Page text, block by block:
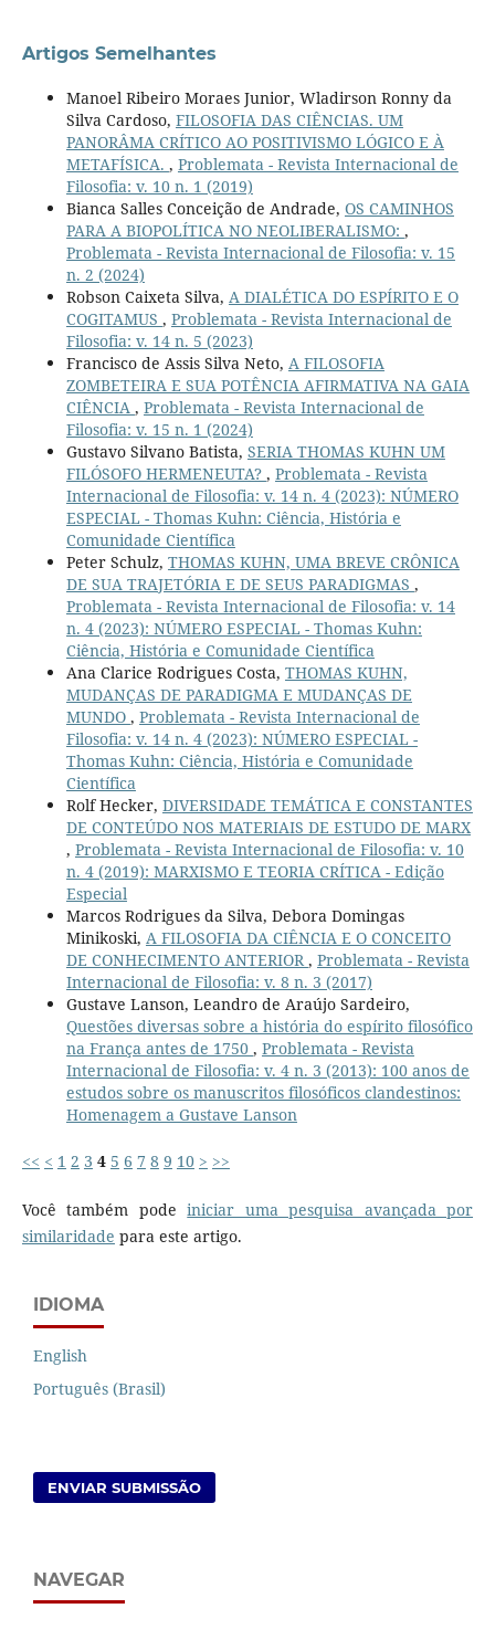
Artigos Semelhantes
Manoel Ribeiro Moraes Junior, Wladirson Ronny da
Silva Cardoso, FILOSOFIA DAS CIÊNCIAS. UM
PANORÂMA CRÍTICO AO POSITIVISMO LÓGICO E À
METAFÍSICA. , Problemata - Revista Internacional de
Filosofia: v. 10 n. 1 (2019)
Bianca Salles Conceição de Andrade, OS CAMINHOS
PARA A BIOPOLÍTICA NO NEOLIBERALISMO: ,
Problemata - Revista Internacional de Filosofia: v. 15
n. 2 (2024)
Robson Caixeta Silva, A DIALÉTICA DO ESPÍRITO E O
COGITAMUS , Problemata - Revista Internacional de
Filosofia: v. 14 n. 5 (2023)
Francisco de Assis Silva Neto, A FILOSOFIA
ZOMBETEIRA E SUA POTÊNCIA AFIRMATIVA NA GAIA
CIÊNCIA , Problemata - Revista Internacional de
Filosofia: v. 15 n. 1 (2024)
Gustavo Silvano Batista, SERIA THOMAS KUHN UM
FILÓSOFO HERMENEUTA? , Problemata - Revista
Internacional de Filosofia: v. 14 n. 4 (2023): NÚMERO
ESPECIAL - Thomas Kuhn: Ciência, História e
Comunidade Científica
Peter Schulz, THOMAS KUHN, UMA BREVE CRÔNICA
DE SUA TRAJETÓRIA E DE SEUS PARADIGMAS ,
Problemata - Revista Internacional de Filosofia: v. 14
n. 4 (2023): NÚMERO ESPECIAL - Thomas Kuhn:
Ciência, História e Comunidade Científica
Ana Clarice Rodrigues Costa, THOMAS KUHN,
MUDANÇAS DE PARADIGMA E MUDANÇAS DE
MUNDO , Problemata - Revista Internacional de
Filosofia: v. 14 n. 4 (2023): NÚMERO ESPECIAL -
Thomas Kuhn: Ciência, História e Comunidade
Científica
Rolf Hecker, DIVERSIDADE TEMÁTICA E CONSTANTES
DE CONTEÚDO NOS MATERIAIS DE ESTUDO DE MARX
, Problemata - Revista Internacional de Filosofia: v. 10
n. 4 (2019): MARXISMO E TEORIA CRÍTICA - Edição
Especial
Marcos Rodrigues da Silva, Debora Domingas
Minikoski, A FILOSOFIA DA CIÊNCIA E O CONCEITO
DE CONHECIMENTO ANTERIOR, Problemata - Revista
Internacional de Filosofia: v. 8 n. 3 (2017)
Gustave Lanson, Leandro de Araújo Sardeiro,
Questões diversas sobre a história do espírito filosófico
na França antes de 1750 , Problemata - Revista
Internacional de Filosofia: v. 4 n. 3 (2013): 100 anos de
estudos sobre os manuscritos filosóficos clandestinos:
Homenagem a Gustave Lanson
<< < 1 2 3 4 5 6 7 8 9 10 > >>
Você também podeiniciar uma pesquisa avançada por
similaridade para este artigo.
IDIOMA
English
Português (Brasil)
ENVIAR SUBMISSÃO
NAVEGAR